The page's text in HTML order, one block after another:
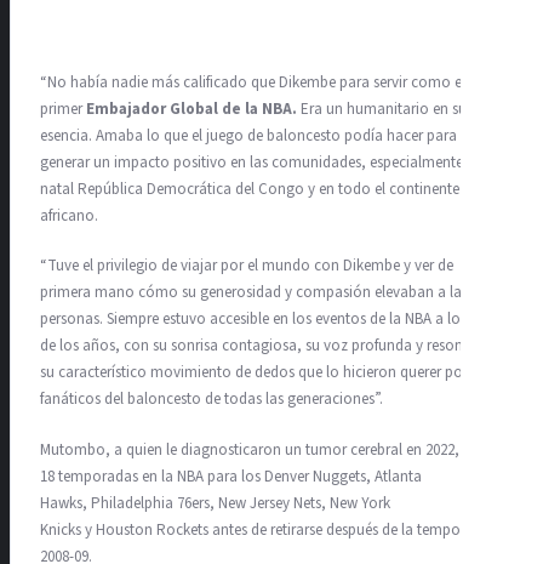
“No había nadie más calificado que Dikembe para servir como el
primerEmbajador Global de la NBA. Era un humanitario en su
esencia. Amaba lo que el juego de baloncesto podía hacer para
generar un impacto positivo en las comunidades, especialmente en su
natal República Democrática del Congo y en todo el continente
africano.
“Tuve el privilegio de viajar por el mundo con Dikembe y ver de
primera mano cómo su generosidad y compasión elevaban a las
personas. Siempre estuvo accesible en los eventos de la NBA a lo largo
de los años, con su sonrisa contagiosa, su voz profunda y resonante y
su característico movimiento de dedos que lo hicieron querer por los
fanáticos del baloncesto de todas las generaciones”.
Mutombo, a quien le diagnosticaron un tumor cerebral en 2022, jugó
18 temporadas en la NBA para los Denver Nuggets, Atlanta
Hawks, Philadelphia 76ers, New Jersey Nets, New York
Knicks y Houston Rockets antes de retirarse después de la temporada
2008-09.